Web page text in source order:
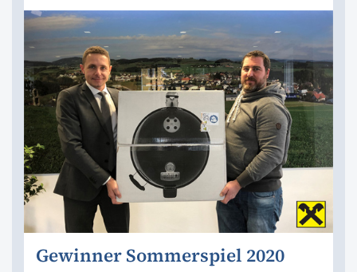
Gewinner Sommerspiel 2020